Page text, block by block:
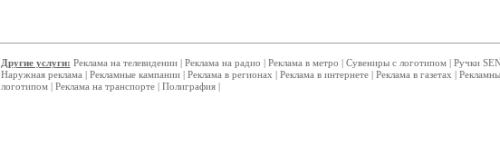
Другие услуги: Реклама на телевидении| Реклама на радио | Реклама в метро | Сувениры с логотипом| Ручки
Наружная реклама | Рекламные кампании| Реклама в регионах | Реклама в интернете| Реклама в газетах |
логотипом| Реклама на транспорте| Полиграфия|